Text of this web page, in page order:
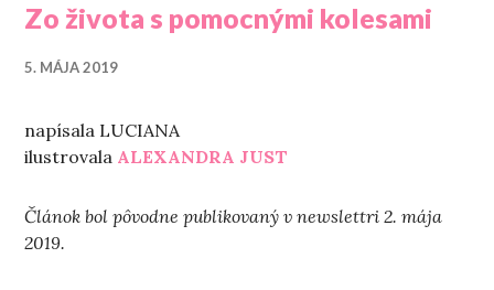
Zo života s pomocnými kolesami
5. MÁJA 2019
napísala LUCIANA
ilustrovala ALEXANDRA JUST
Článok bol pôvodne publikovaný v newslettri 2. mája
2019.